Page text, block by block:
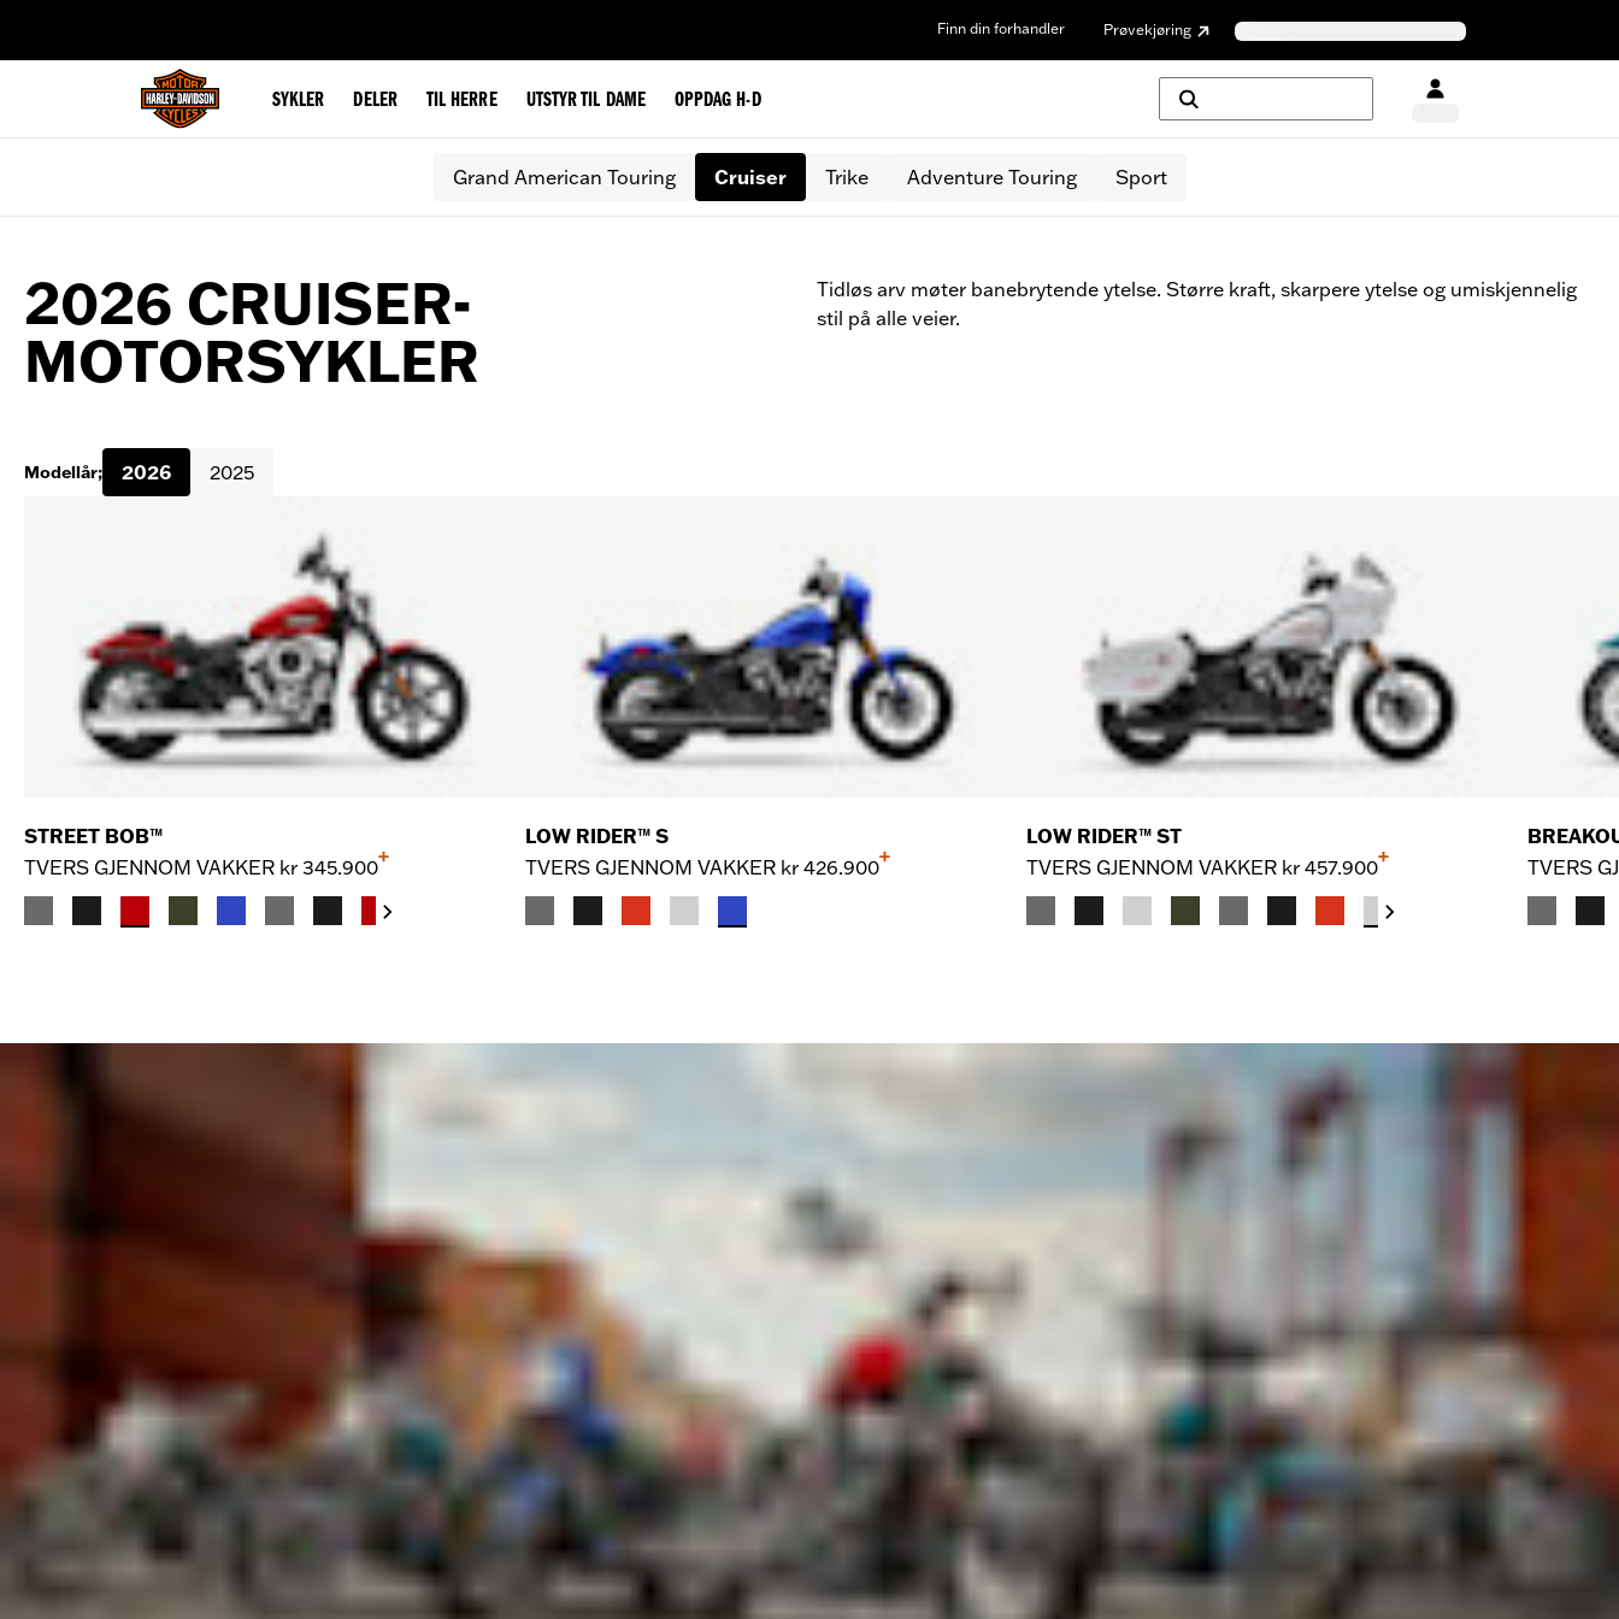
Finn din forhandler Prøvekjøring
SYKLER DELER TIL HERRE UTSTYR TIL DAME OPPDAG H-D
Grand American Touring Cruiser Trike Adventure Touring Sport
2026 CRUISER-
MOTORSYKLER
Tidløs arv møter banebrytende ytelse. Større kraft, skarpere ytelse og umiskjennelig
stil på alle veier.
Modellår; 2026 2025
STREET BOB™
TVERS GJENNOM VAKKER kr 345.900
+
LOW RIDER™ S
TVERS GJENNOM VAKKER kr 426.900
+
LOW RIDER™ ST
TVERS GJENNOM VAKKER kr 457.900
+
TVERS